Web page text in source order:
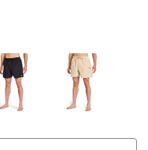
bis 4 von 4 an.
*